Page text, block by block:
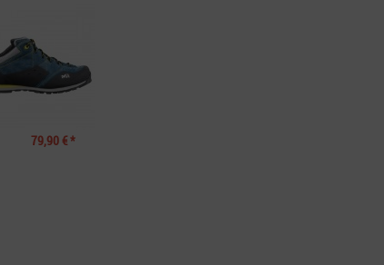
79,90 € *